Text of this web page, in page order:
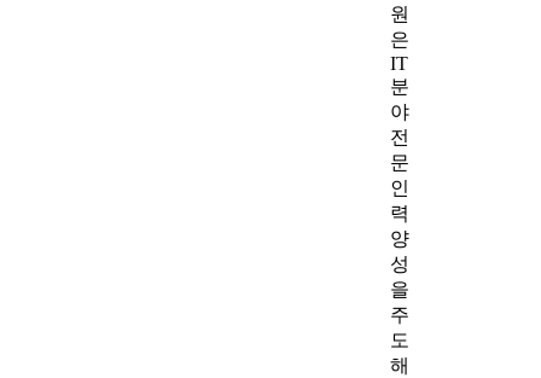
원
은
IT
분
야
전
문
인
력
양
성
을
주
도
해